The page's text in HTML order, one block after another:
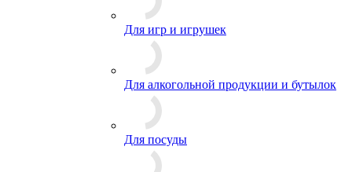
Для игр и игрушек
Для алкогольной продукции и бутылок
Для посуды